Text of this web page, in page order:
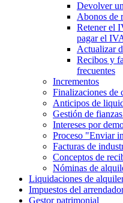
Devolver
Abonos de
Retener el
pagar el
Actualizar
Recibos y
frecuentes‎
Incrementos
Finalizaciones de
Anticipos de
Gestión de
Intereses por
Proceso "Enviar
Facturas de
Conceptos de
Nóminas de
Liquidaciones de
Impuestos del
Gestor patrimonial